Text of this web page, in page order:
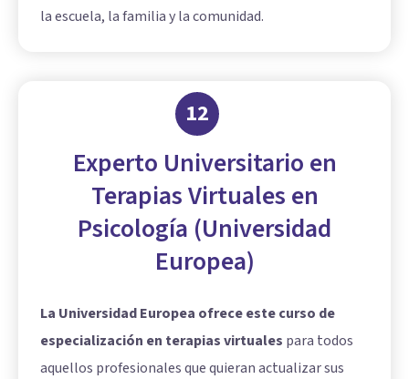
la escuela, la familia y la comunidad.
12
Experto Universitario en
Terapias Virtuales en
Psicología (Universidad
Europea)
La Universidad Europea ofrece este curso de
especialización en terapias virtuales para todos
aquellos profesionales que quieran actualizar sus